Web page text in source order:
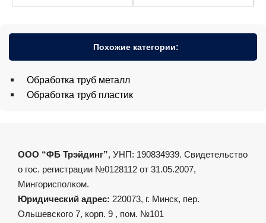
Похожие категории:
Обработка труб металл
Обработка труб пластик
ООО “ФБ Трэйдинг”, УНП: 190834939. Свидетельство
о гос. регистрации №0128112 от 31.05.2007,
Мингорисполком.
Юридический адрес: 220073, г. Минск, пер.
Ольшевского 7, корп. 9 , пом. №101